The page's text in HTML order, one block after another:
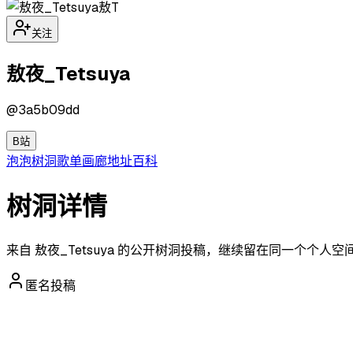
敖T
关注
敖夜_Tetsuya
@3a5b09dd
B站
泡泡树洞歌单画廊地址百科
树洞详情
来自 敖夜_Tetsuya 的公开树洞投稿，继续留在同一个个人空
匿名投稿